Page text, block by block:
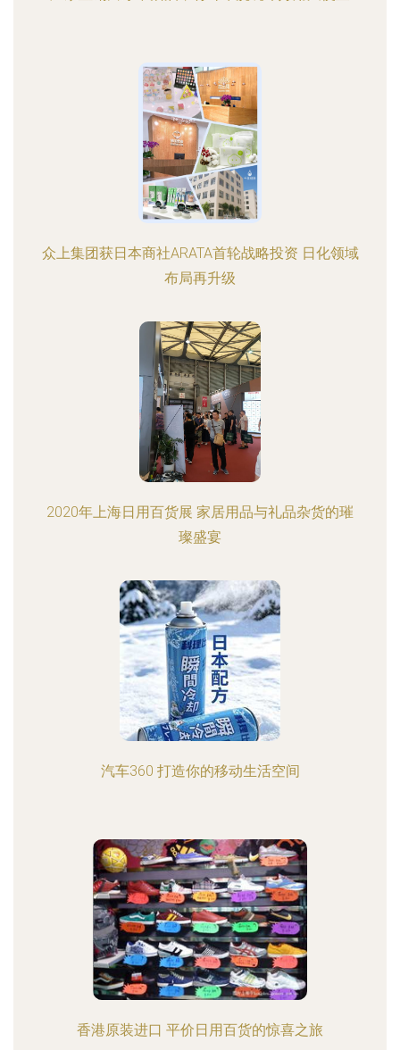
众上集团获日本商社ARATA首轮战略投资 日化领域
布局再升级
2020年上海日用百货展 家居用品与礼品杂货的璀
璨盛宴
汽车360 打造你的移动生活空间
香港原装进口 平价日用百货的惊喜之旅